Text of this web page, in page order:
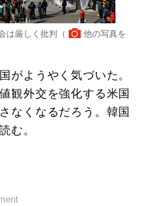
は厳しく批判（
他の写真を
がようやく気づいた。
観外交を強化する米国
なくなるだろう。韓国
む。